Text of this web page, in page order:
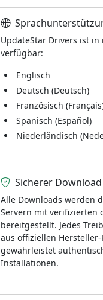
UpdateStar Drivers ist
verfügbar:
Englisch
Deutsch (Deutsch)
Französisch
Spanisch (Español)
Niederländisch
Sicherer Download
Alle Downloads werden
Servern mit verifizierten
bereitgestellt. Jedes
aus offiziellen
gewährleistet
Installationen.